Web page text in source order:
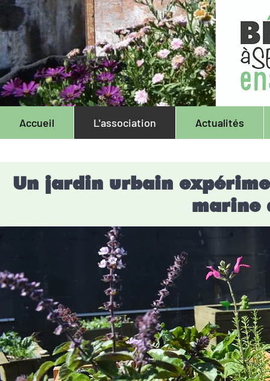
Accueil L'association Actualités
Un jardin urbain
marine